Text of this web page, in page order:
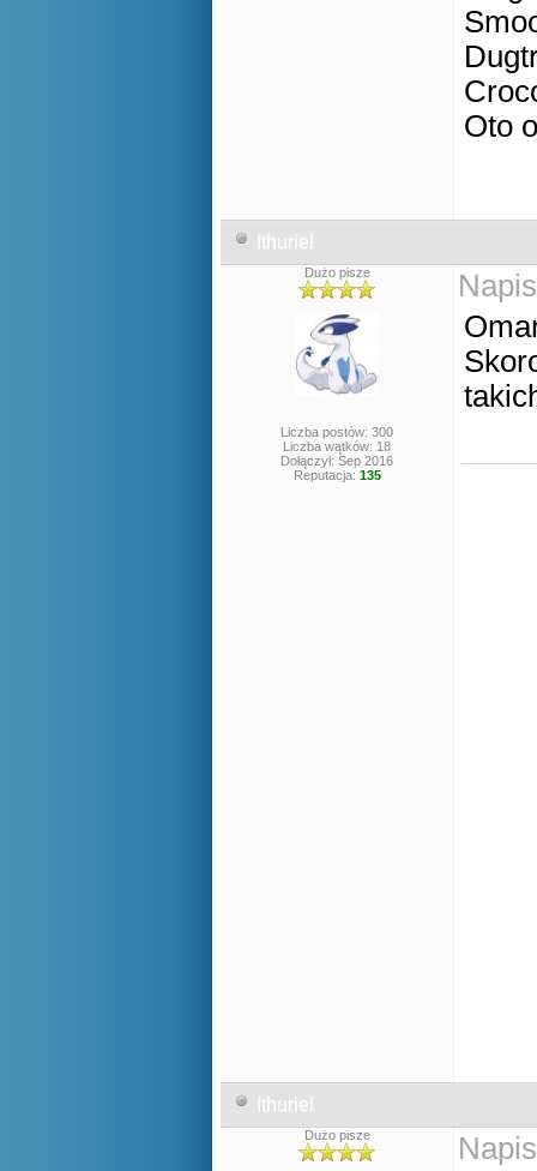
Oto
Ithuriel
Dużo pisze
Liczba postów: 300
Liczba wątków: 18
Dołączył: Sep 2016
Reputacja: 135
Ithuriel
Dużo pisze